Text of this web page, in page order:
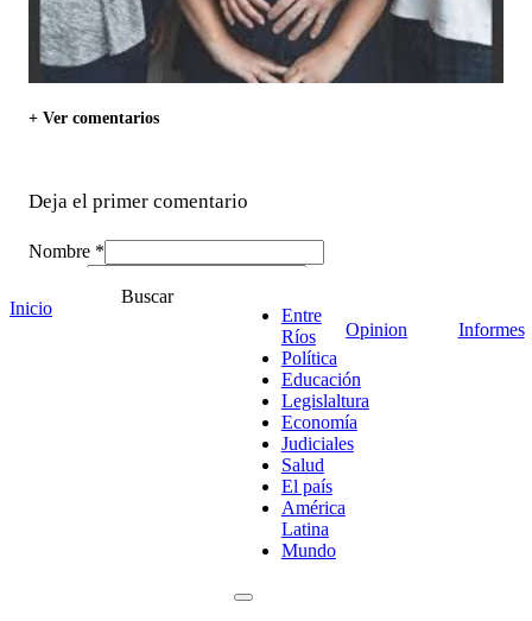
+ Ver comentarios
Deja el primer comentario
Nombre *
Comentario *
Inicio
Buscar
Entre
Ríos
Política
Educación
Legislaltura
Economía
Judiciales
Salud
El país
América
Latina
Mundo
Opinion Informes